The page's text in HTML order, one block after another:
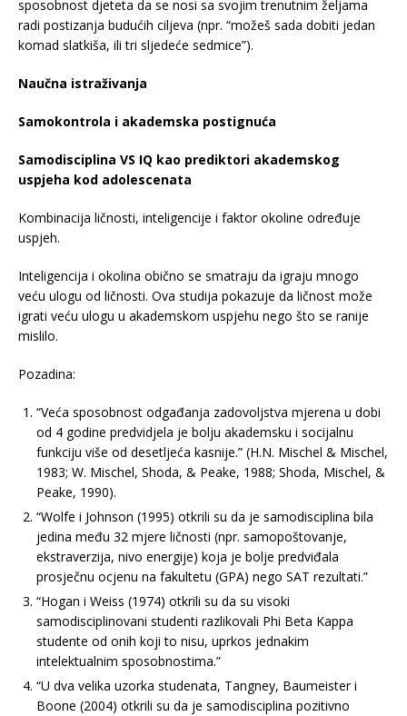
sposobnost djeteta da se nosi sa svojim trenutnim željama
radi postizanja budućih ciljeva (npr. “možeš sada dobiti jedan
komad slatkiša, ili tri sljedeće sedmice”).
Naučna istraživanja
Samokontrola i akademska postignuća
Samodisciplina VS IQ kao prediktori akademskog
uspjeha kod adolescenata
Kombinacija ličnosti, inteligencije i faktor okoline određuje
uspjeh.
Inteligencija i okolina obično se smatraju da igraju mnogo
veću ulogu od ličnosti. Ova studija pokazuje da ličnost može
igrati veću ulogu u akademskom uspjehu nego što se ranije
mislilo.
Pozadina:
“Veća sposobnost odgađanja zadovoljstva mjerena u dobi
od 4 godine predvidjela je bolju akademsku i socijalnu
funkciju više od desetljeća kasnije.” (H.N. Mischel & Mischel,
1983; W. Mischel, Shoda, & Peake, 1988; Shoda, Mischel, &
Peake, 1990).
“Wolfe i Johnson (1995) otkrili su da je samodisciplina bila
jedina među 32 mjere ličnosti (npr. samopoštovanje,
ekstraverzija, nivo energije) koja je bolje predviđala
prosječnu ocjenu na fakultetu (GPA) nego SAT rezultati.”
“Hogan i Weiss (1974) otkrili su da su visoki
samodisciplinovani studenti razlikovali Phi Beta Kappa
studente od onih koji to nisu, uprkos jednakim
intelektualnim sposobnostima.”
“U dva velika uzorka studenata, Tangney, Baumeister i
Boone (2004) otkrili su da je samodisciplina pozitivno